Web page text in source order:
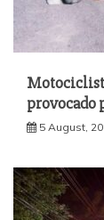
provocado
5 August,